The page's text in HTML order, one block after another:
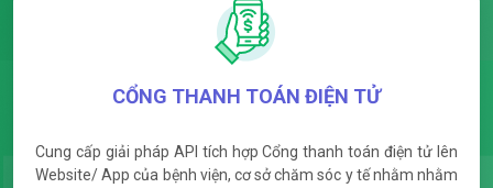
CỔNG THANH TOÁN ĐIỆN TỬ
Cung cấp giải pháp API tích hợp Cổng thanh toán điện tử lên
Website/ App của bệnh viện, cơ sở chăm sóc y tế nhằm nhằm